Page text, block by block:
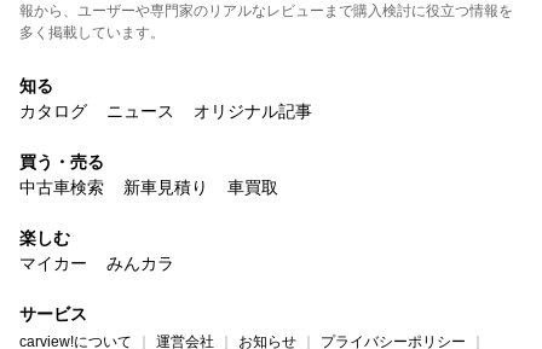
報から、ユーザーや専門家のリアルなレビューまで購入検討に役立つ情報を
多く掲載しています。
知る
カタログ
ニュース オリジナル記事
買う・売る
中古車検索
新車見積り 車買取
楽しむ
マイカー
みんカラ
サービス
carview!について 運営会社 お知らせ
プライバシーポリシー